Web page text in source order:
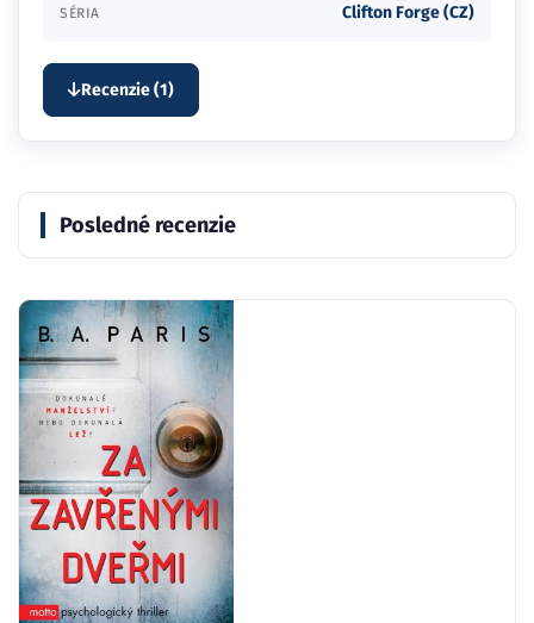
SÉRIA Clifton Forge (CZ)
Recenzie (1)
Posledné recenzie